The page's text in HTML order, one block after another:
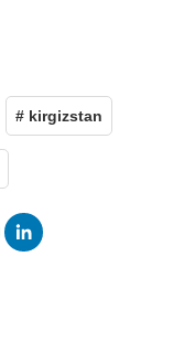
# kirgizstan